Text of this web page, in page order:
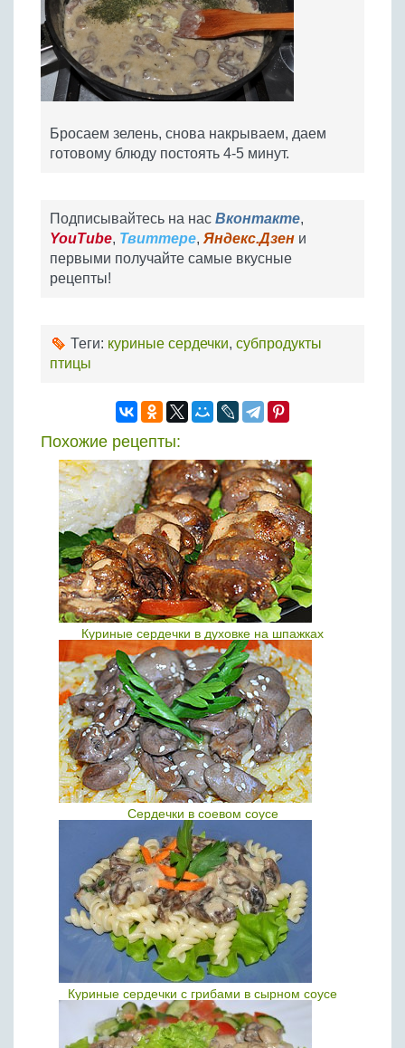
Бросаем зелень, снова накрываем, даем
готовому блюду постоять 4-5 минут.
Подписывайтесь на нас Вконтакте,
YouTube, Твиттере, Яндекс.Дзен и
первыми получайте самые вкусные
рецепты!
Теги: куриные сердечки, субпродукты
птицы
Похожие рецепты:
Куриные сердечки в духовке на шпажках
Сердечки в соевом соусе
Куриные сердечки с грибами в сырном соусе